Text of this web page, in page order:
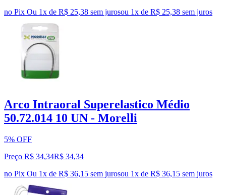
no Pix Ou 1x de R$ 25,38 sem jurosou 1x de R$ 25,38 sem juros
Arco Intraoral Superelastico Médio
50.72.014 10 UN - Morelli
5% OFF
Preço R$ 34,34R$ 34,34
no Pix Ou 1x de R$ 36,15 sem jurosou 1x de R$ 36,15 sem juros